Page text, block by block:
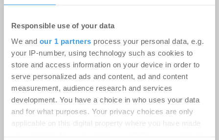
Responsible use of your data
We and our 1 partners process your personal data, e.g.
your IP-number, using technology such as cookies to
store and access information on your device in order to
serve personalized ads and content, ad and content
measurement, audience research and services
development. You have a choice in who uses your data
and for what purposes. Your privacy choices are only
applicable on this digital property where you have made
-08.07.2026
Login für den ganzen Artikel Wenn noch nicht
registriert, erstellen Sie sich jetzt Ihren
kostenlosen Account, um auf die neusten ...